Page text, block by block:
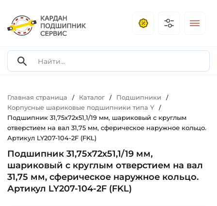
Главная страница / Каталог / Подшипники /
Корпусные шариковые подшипники типа Y /
Подшипник 31,75х72х51,1/19 мм, шариковый с круглым
отверстием на вал 31,75 мм, сферическое наружное кольцо.
Артикул LY207-104-2F (FKL)
Подшипник 31,75х72х51,1/19 мм,
шариковый с круглым отверстием на вал
31,75 мм, сферическое наружное кольцо.
Артикул LY207-104-2F (FKL)